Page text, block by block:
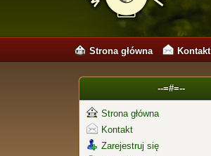
Strona główna Kontakt
--=#=--
Strona główna
Kontakt
Zarejestruj się